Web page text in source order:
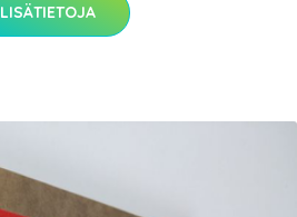
LISÄTIETOJA